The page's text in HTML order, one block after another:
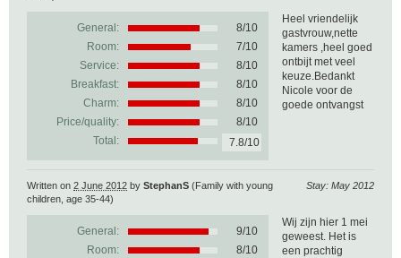
General: 8/10
Room:
7/10
Service:
8/10
Breakfast:
8/10
Charm:
8/10
Price/quality:
8/10
Total:
7.8/10
Heel vriendelijk
gastvrouw,nette
kamers ,heel goed
ontbijt met veel
keuze.Bedankt
Nicole voor de
goede ontvangst
Stay: May 2012
Written on 2 June 2012 by StephanS (Family with young
children, age 35-44)
General: 9/10
Room:
8/10
Wij zijn hier 1 mei
geweest. Het is
een prachtig